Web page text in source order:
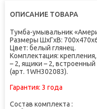
ОПИСАНИЕ ТОВАРА
Тумба-умывальник
Размеры ШxГxВ:
Цвет: белый глянец.
Комплектация:
– 2, ящики – 2,
(арт. 1WH302083).
Гарантия: 3 года
Состав комплекта :